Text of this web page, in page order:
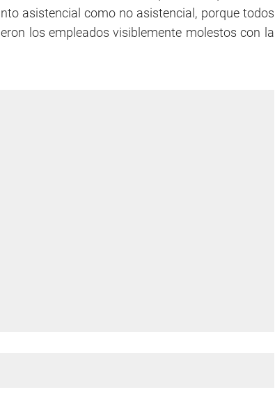
asistencial como no asistencial, porque todos
los empleados visiblemente molestos con la